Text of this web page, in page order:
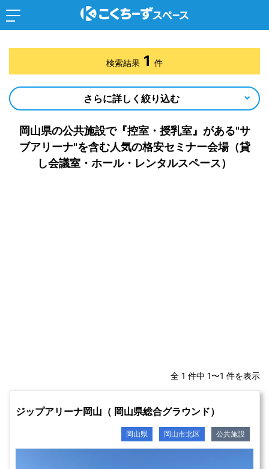
岡山県の公共施設で『控室・授乳室』がある"サ
ブアリーナ"を含む人気の格安セミナー会場（貸
し会議室・ホール・レンタルスペース）
全 1 件中 1〜1 件を表示
ジップアリーナ岡山（ 岡山県総合グラウンド）
岡山県 岡山市北区 公共施設
検索結果 1 件
さらに詳しく絞り込む